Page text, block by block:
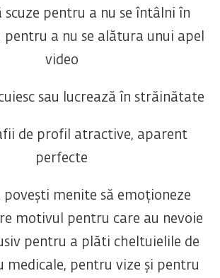
scuze pentru a nu se întâlni în
pentru a nu se alătura unui apel
video
sau lucrează în străinătate
de profil atractive, aparent
perfecte
povești menite să emoționeze
motivul pentru care au nevoie
pentru a plăti cheltuielile de
medicale, pentru vize și pentru